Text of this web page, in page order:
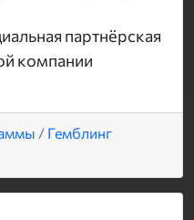
партнёрская
компании
/ Гемблинг